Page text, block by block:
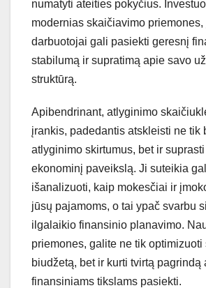
numatyti ateities pokyčius.
modernias skaičiavimo priemones,
darbuotojai gali pasiekti geresnį
stabilumą ir supratimą apie savo
struktūrą.
Apibendrinant, atlyginimo
įrankis, padedantis atskleisti ne tik
atlyginimo skirtumus, bet ir
ekonominį paveikslą. Ji suteikia
išanalizuoti, kaip mokesčiai ir
jūsų pajamoms, o tai ypač svarbu
ilgalaikio finansinio planavimo.
priemones, galite ne tik
biudžetą, bet ir kurti tvirtą pagrindą
finansiniams tikslams pasiekti.